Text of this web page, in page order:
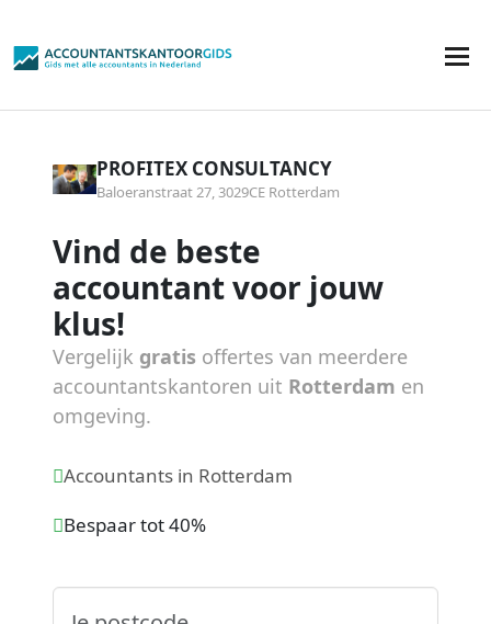
PROFITEX CONSULTANCY
Baloeranstraat 27, 3029CE Rotterdam
Vind de beste
accountant voor jouw
klus!
Vergelijk gratis offertes van meerdere
accountantskantoren uit Rotterdam en
omgeving.
Accountants in Rotterdam
Bespaar tot 40%